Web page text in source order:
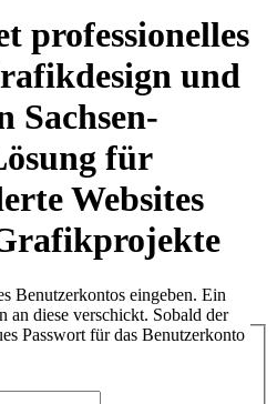
professionelles
und
Sachsen-
für
Websites
Benutzerkontos eingeben. Ein
an diese verschickt. Sobald der
Passwort für das Benutzerkonto